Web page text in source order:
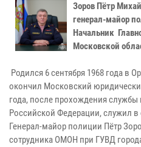
Зоров Пётр
генерал-майор
Начальник
Московской
Родился 6 сентября 1968 года в
окончил Московский
года, после прохождения
Российской Федерации, служил в
Генерал-майор полиции Пётр
сотрудника ОМОН при ГУВД